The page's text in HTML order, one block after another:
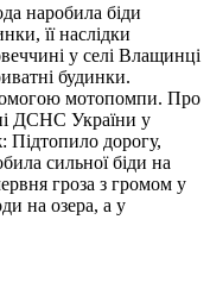
наробила біди
її наслідки
у селі Влащинці
будинки.
мотопомпи. Про
ДСНС України у
Підтопило дорогу,
сильної біди на
гроза з громом у
на озера, а у